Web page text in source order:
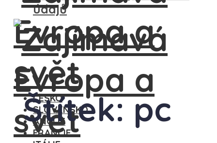
údajů
ČESKO
SLOVENSKO
ANGLIE
FRANCIE
Štítek: pc